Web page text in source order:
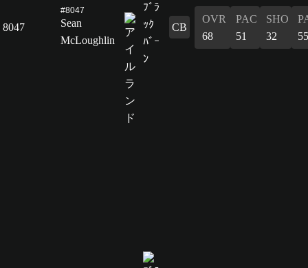
8047
#8047
Sean
McLoughlin
CB
OVR
68
PAC
51
SHO
32
55